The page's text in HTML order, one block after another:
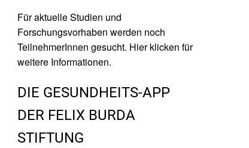
Für aktuelle Studien und
Forschungsvorhaben werden noch
TeilnehmerInnen gesucht. Hier klicken für
weitere Informationen.
DIE GESUNDHEITS-APP
DER FELIX BURDA
STIFTUNG